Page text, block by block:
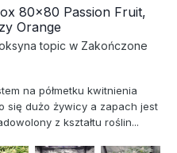
80x80 Passion Fruit,
Orange
topic w Zakończone
na półmetku kwitnienia
się dużo żywicy a zapach jest
z kształtu roślin...